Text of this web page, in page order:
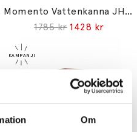
Om
Momento Vattenkanna JH38 Polished Stainless Steel 1L
1785 kr 1428 kr